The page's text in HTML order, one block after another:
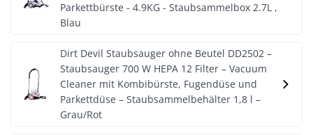
Parkettbürste - 4.9KG - Staubsammelbox 2.7L ,
Blau
Dirt Devil Staubsauger ohne Beutel DD2502 –
Staubsauger 700 W HEPA 12 Filter – Vacuum
Cleaner mit Kombibürste, Fugendüse und
Parkettdüse – Staubsammelbehälter 1,8 l –
Grau/Rot